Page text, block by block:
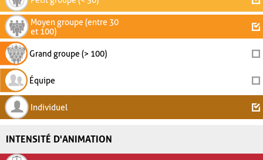
Moyen groupe (entre 30
et 100)
Grand groupe (> 100)
Équipe
Individuel
INTENSITÉ D'ANIMATION